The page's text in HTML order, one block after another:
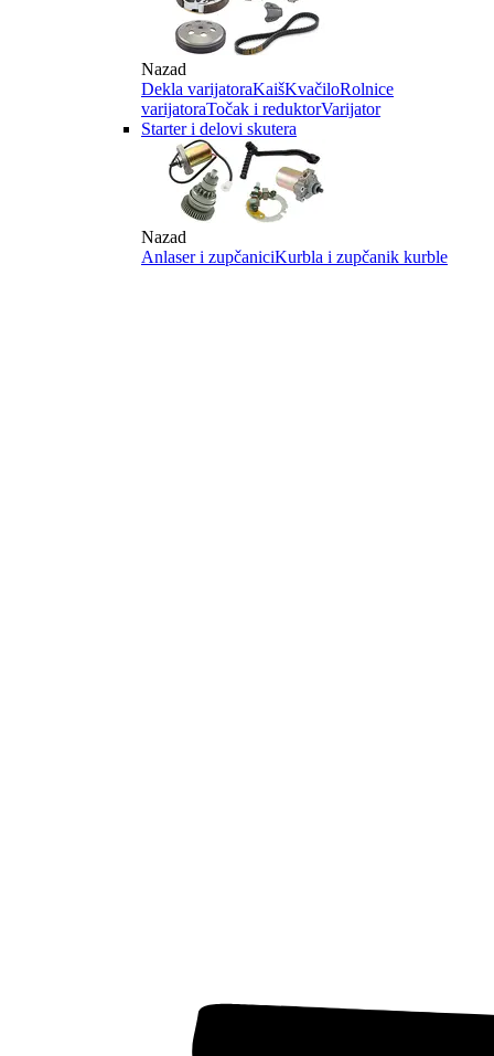
Nazad
Dekla varijatoraKaišKvačiloRolnice
varijatoraTočak i reduktorVarijator
Starter i delovi skutera
Nazad
Anlaser i zupčaniciKurbla i zupčanik kurble